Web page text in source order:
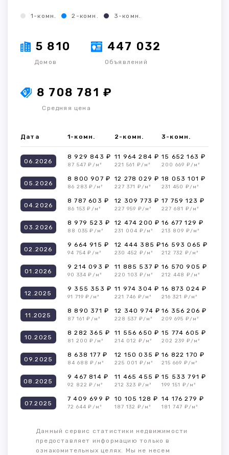
1-комн. 2-комн. 3-комн.
5 810
Домов
447 032
Объявлений
8 708 781 ₽
Средняя цена
Дата 1-комн. 2-комн. 3-комн.
06.2026
8 929 843 ₽
87 547 ₽/м²
11 964 284 ₽
221 561 ₽/м²
15 652 163 ₽
200 669 ₽/м²
05.2026
8 800 907 ₽
86 283 ₽/м²
12 278 029 ₽
227 371 ₽/м²
18 053 101 ₽
231 450 ₽/м²
04.2026
8 787 603 ₽
86 153 ₽/м²
12 309 773 ₽
227 959 ₽/м²
17 759 123 ₽
227 681 ₽/м²
03.2026
8 979 523 ₽
88 035 ₽/м²
12 474 200 ₽
231 004 ₽/м²
16 677 129 ₽
213 809 ₽/м²
02.2026
9 664 915 ₽
94 754 ₽/м²
12 444 385 ₽
230 452 ₽/м²
16 593 065 ₽
212 732 ₽/м²
01.2026
9 214 093 ₽
90 334 ₽/м²
11 885 537 ₽
220 103 ₽/м²
16 570 905 ₽
212 448 ₽/м²
12.2025
9 355 353 ₽
91 719 ₽/м²
11 974 304 ₽
221 746 ₽/м²
16 873 024 ₽
216 321 ₽/м²
11.2025
8 890 371 ₽
87 161 ₽/м²
12 340 974 ₽
228 537 ₽/м²
16 356 206 ₽
209 695 ₽/м²
10.2025
8 282 365 ₽
81 200 ₽/м²
11 556 650 ₽
214 012 ₽/м²
15 774 605 ₽
202 239 ₽/м²
09.2025
8 638 177 ₽
84 688 ₽/м²
12 150 035 ₽
225 001 ₽/м²
16 822 170 ₽
215 669 ₽/м²
08.2025
9 467 814 ₽
92 822 ₽/м²
11 465 455 ₽
212 323 ₽/м²
15 533 791 ₽
199 151 ₽/м²
07.2025
7 409 699 ₽
72 644 ₽/м²
10 105 128 ₽
187 132 ₽/м²
14 176 279 ₽
181 747 ₽/м²
Данный сервис статистики недвижимости
предоставляет информацию только в
ознакомительных целях. Мы не несем